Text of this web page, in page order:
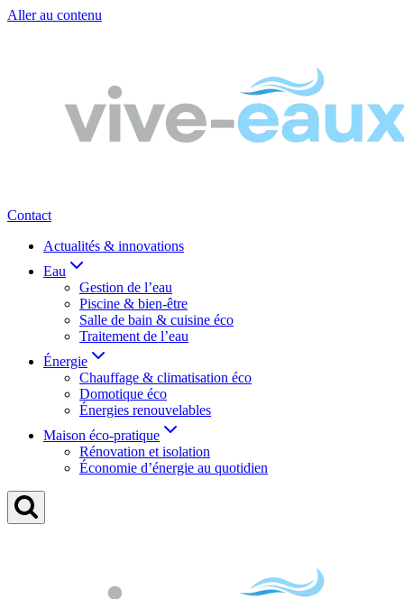
Aller au contenu
Contact
Actualités & innovations
Eau
Gestion de l’eau
Piscine & bien-être
Salle de bain & cuisine éco
Traitement de l’eau
Énergie
Chauffage & climatisation éco
Domotique éco
Énergies renouvelables
Maison éco-pratique
Rénovation et isolation
Économie d’énergie au quotidien